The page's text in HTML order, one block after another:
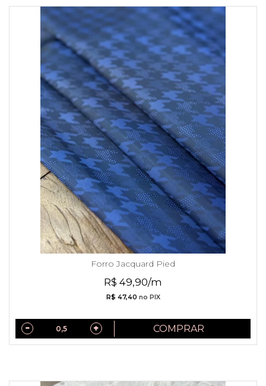
Forro Jacquard Pied
R$ 49,90/m
R$ 47,40 no PIX
COMPRAR